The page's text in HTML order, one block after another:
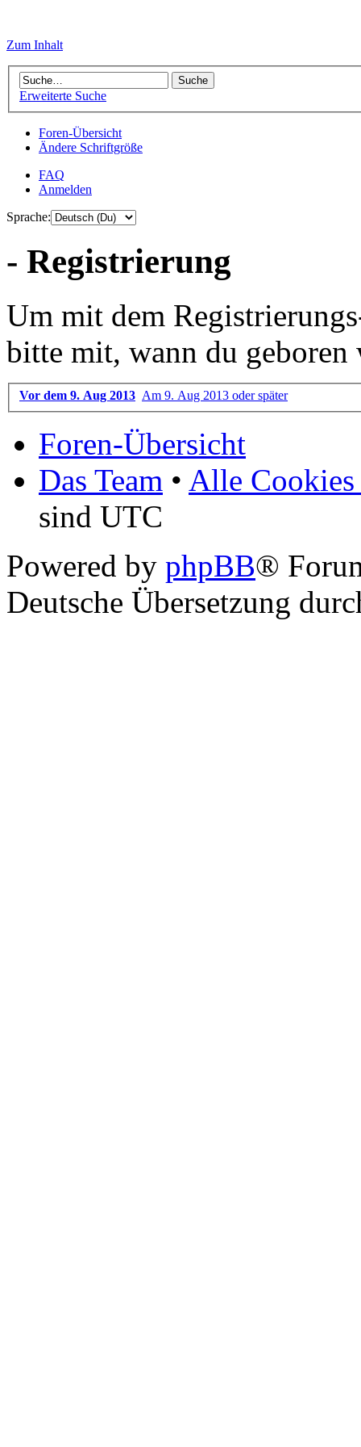
Zum Inhalt
Erweiterte Suche
Foren-Übersicht
Ändere Schriftgröße
FAQ
Anmelden
Sprache:
- Registrierung
Um mit dem
bitte mit, wann du geboren
Vor dem 9. Aug 2013 Am 9. Aug 2013 oder später
Foren-Übersicht
Das Team • Alle Cookies
sind UTC
Powered by phpBB®
Deutsche Übersetzung